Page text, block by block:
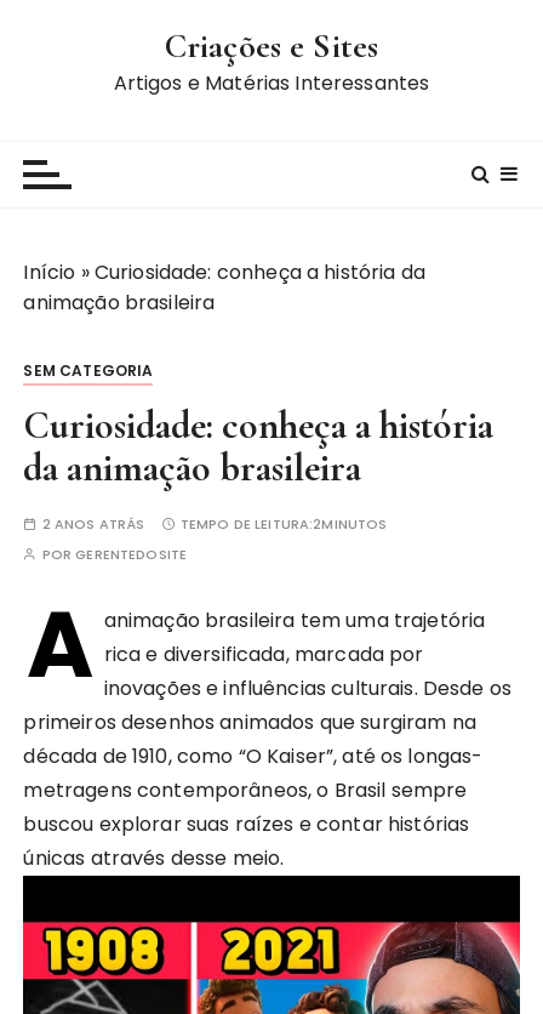
Criações e Sites
Artigos e Matérias Interessantes
Início »Curiosidade: conheça a história da
animação brasileira
SEM CATEGORIA
Curiosidade: conheça a história
da animação brasileira
2 ANOS ATRÁS TEMPO DE LEITURA:2MINUTOS
PORGERENTEDOSITE
A animação brasileira tem uma trajetória
rica e diversificada, marcada por
inovações e influências culturais. Desde os
primeiros desenhos animados que surgiram na
década de 1910, como “O Kaiser”, até os longas-
metragens contemporâneos, o Brasil sempre
buscou explorar suas raízes e contar histórias
únicas através desse meio.